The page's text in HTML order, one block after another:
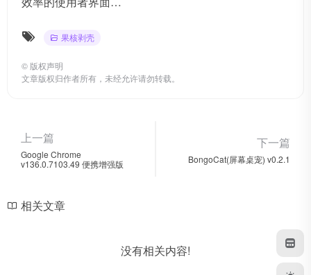
果核剥壳
© 版权声明
文章版权归作者所有，未经允许请勿转载。
上一篇
Google Chrome
v136.0.7103.49 便携增强版
下一篇
BongoCat(屏幕桌宠) v0.2.1
相关文章
没有相关内容!